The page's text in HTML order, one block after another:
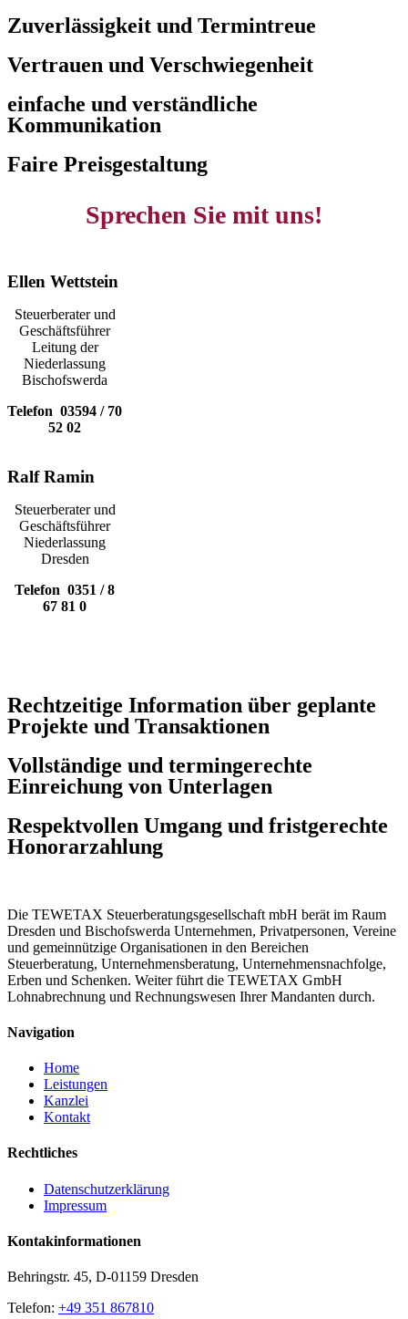
Zuverlässigkeit und Termintreue
Vertrauen und Verschwiegenheit
einfache und verständliche
Kommunikation
Faire Preisgestaltung
Sprechen Sie mit uns!
Ellen Wettstein
Steuerberater und
Geschäftsführer
Leitung der
Niederlassung
Bischofswerda
Telefon 03594 / 70
52 02
Ralf Ramin
Steuerberater und
Geschäftsführer
Niederlassung
Dresden
Telefon 0351 / 8
67 81 0
Rechtzeitige Information über geplante
Projekte und Transaktionen
Vollständige und termingerechte
Einreichung von Unterlagen
Respektvollen Umgang und fristgerechte
Honorarzahlung
Die TEWETAX Steuerberatungsgesellschaft mbH berät im Raum
Dresden und Bischofswerda Unternehmen, Privatpersonen, Vereine
und gemeinnützige Organisationen in den Bereichen
Steuerberatung, Unternehmensberatung, Unternehmensnachfolge,
Erben und Schenken. Weiter führt die TEWETAX GmbH
Lohnabrechnung und Rechnungswesen Ihrer Mandanten durch.
Navigation
Home
Leistungen
Kanzlei
Kontakt
Rechtliches
Datenschutzerklärung
Impressum
Kontakinformationen
Behringstr. 45, D-01159 Dresden
Telefon: +49 351 867810